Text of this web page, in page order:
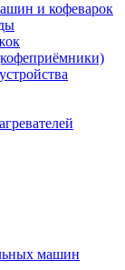
и кофеварок
машин